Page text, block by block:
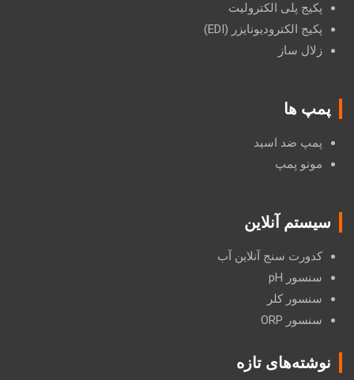
پکیج پلی الکترولیت
پکیج الکترودیونایزر (EDI)
زلال ساز
پمپ ها
پمپ ضد اسید
مونو پمپ
سیستم آنلاین
کدورت سنج آنلاین آب
سنسور pH
سنسور کلر
سنسور ORP
نوشته‌های تازه